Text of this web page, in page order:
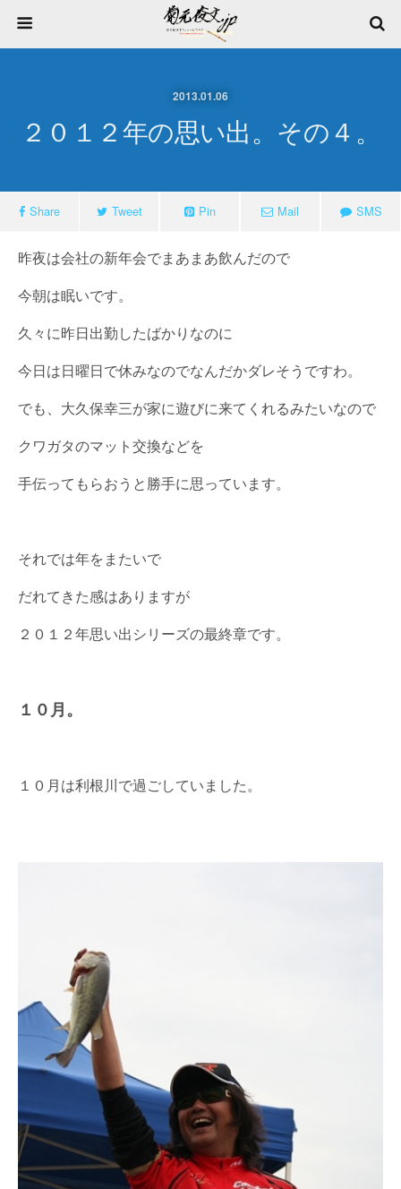
2013.01.06
２０１２年の思い出。その４。
Share Tweet Pin Mail SMS
昨夜は会社の新年会でまあまあ飲んだので
今朝は眠いです。
久々に昨日出勤したばかりなのに
今日は日曜日で休みなのでなんだかダレそうですわ。
でも、大久保幸三が家に遊びに来てくれるみたいなので
クワガタのマット交換などを
手伝ってもらおうと勝手に思っています。
それでは年をまたいで
だれてきた感はありますが
２０１２年思い出シリーズの最終章です。
１０月。
１０月は利根川で過ごしていました。